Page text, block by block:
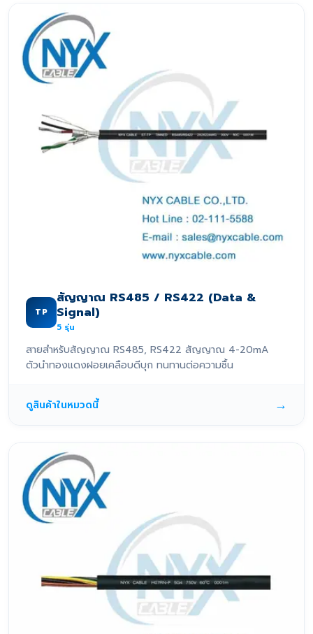
TP
สัญญาณ RS485 / RS422 (Data &
Signal)
5 รุ่น
สายสำหรับสัญญาณ RS485, RS422 สัญญาณ 4-20mA
ตัวนำทองแดงฝอยเคลือบดีบุก ทนทานต่อความชื้น
ดูสินค้าในหมวดนี้ →